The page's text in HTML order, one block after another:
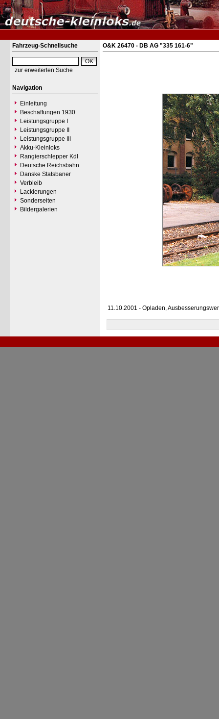
Fahrzeug-Schnellsuche
zur erweiterten Suche
Navigation
Einleitung
Beschaffungen 1930
Leistungsgruppe I
Leistungsgruppe II
Leistungsgruppe III
Akku-Kleinloks
Rangierschlepper Kdl
Deutsche Reichsbahn
Danske Statsbaner
Verbleib
Lackierungen
Sonderseiten
Bildergalerien
O&K 26470 - DB AG "335 161-6"
11.10.2001 - Opladen,